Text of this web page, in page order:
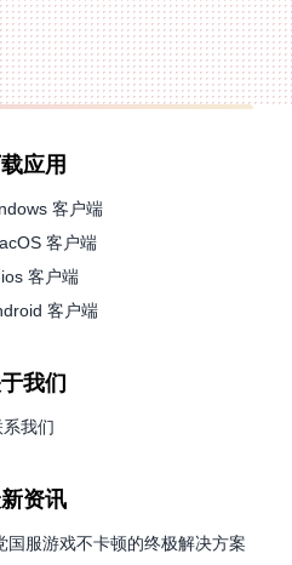
应用
客户端
客户端
客户端
客户端
我们
系我们
资讯
服游戏不卡顿的终极解决方案